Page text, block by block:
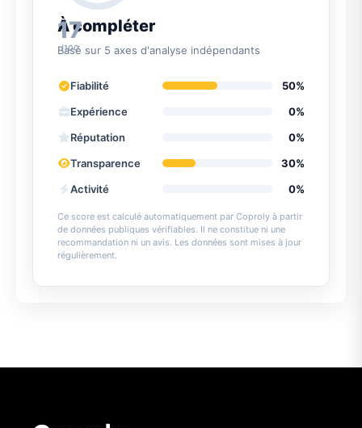
17
/100
À compléter
Basé sur 5 axes d'analyse indépendants
Fiabilité
50%
Expérience
0%
Réputation
0%
Transparence
30%
Activité
0%
Ce score est calculé automatiquement par Coproly à partir
de données publiques vérifiables. Il ne constitue ni une
recommandation ni un avis. Les données sont mises à jour
régulièrement.